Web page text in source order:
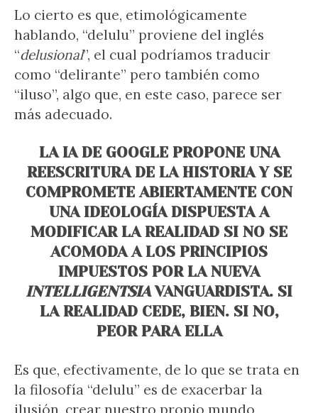
Lo cierto es que, etimológicamente
hablando, “delulu” proviene del inglés
“delusional”, el cual podríamos traducir
como “delirante” pero también como
“iluso”, algo que, en este caso, parece ser
más adecuado.
LA IA DE GOOGLE PROPONE UNA
REESCRITURA DE LA HISTORIA Y SE
COMPROMETE ABIERTAMENTE CON
UNA IDEOLOGÍA DISPUESTA A
MODIFICAR LA REALIDAD SI NO SE
ACOMODA A LOS PRINCIPIOS
IMPUESTOS POR LA NUEVA
INTELLIGENTSIAVANGUARDISTA. SI
LA REALIDAD CEDE, BIEN. SI NO,
PEOR PARA ELLA
Es que, efectivamente, de lo que se trata en
la filosofía “delulu” es de exacerbar la
ilusión, crear nuestro propio mundo,